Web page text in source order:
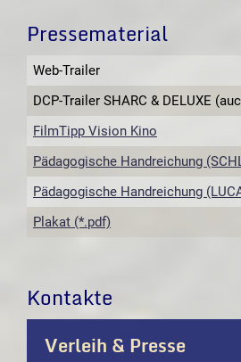
Pressematerial
Web-Trailer
DCP-Trailer SHARC & DELUXE
FilmTipp Vision Kino
Pädagogische Handreichung
Pädagogische Handreichung
Plakat (*.pdf)
Kontakte
Verleih & Presse